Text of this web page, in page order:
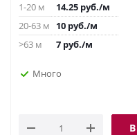
1-20 м 14.25 руб./м
20-63 м
10 руб./м
>63 м
7 руб./м
Много